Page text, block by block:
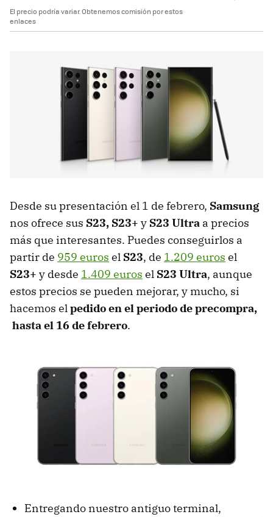
El precio podría variar. Obtenemos comisión por estos
enlaces
Desde su presentación el 1 de febrero, Samsung
nos ofrece sus S23, S23+ y S23 Ultra a precios
más que interesantes. Puedes conseguirlos a
partir de 959 euros el S23, de 1.209 euros el
S23+ y desde 1.409 euros el S23 Ultra, aunque
estos precios se pueden mejorar, y mucho, si
hacemos elpedido en el periodo de precompra,
hasta el 16 de febrero.
Entregando nuestro antiguo terminal,